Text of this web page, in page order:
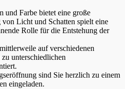
und Farbe bietet eine große
Licht und Schatten spielt eine
Rolle für die Entstehung der
auf verschiedenen
unterschiedlichen
sind Sie herzlich zu einem
eingeladen.